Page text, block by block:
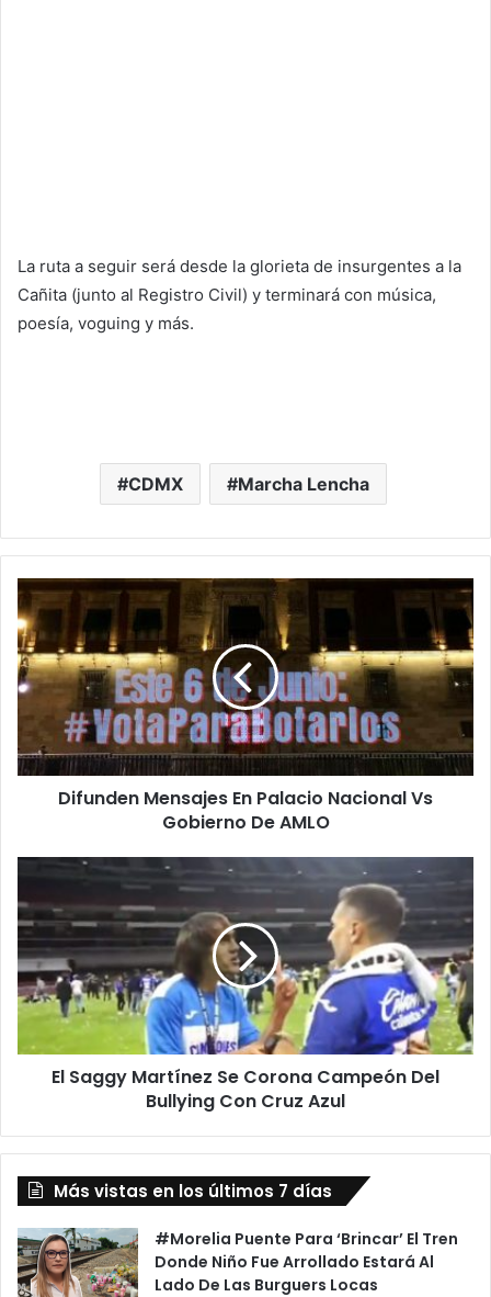
La ruta a seguir será desde la glorieta de insurgentes a la
Cañita (junto al Registro Civil) y terminará con música,
poesía, voguing y más.
CDMX Marcha Lencha
Difunden
Mensajes
En
Palacio
Nacional
Gobierno
De
AMLO
Difunden Mensajes En Palacio Nacional Vs
Gobierno De AMLO
Martínez
Se
Corona
Campeón
Del
Bullying
Con
El Saggy Martínez Se Corona Campeón Del
Bullying Con Cruz Azul
Más vistas en los últimos 7 días
#Morelia Puente Para ‘Brincar’ El Tren
Donde Niño Fue Arrollado Estará Al
Lado De Las Burguers Locas